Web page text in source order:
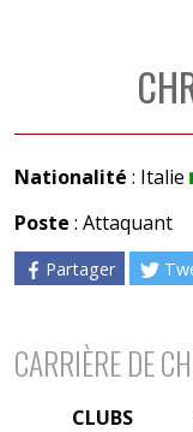
Nationalité : Italie
Poste : Attaquant
Partager
CARRIÈRE DE
CLUBS